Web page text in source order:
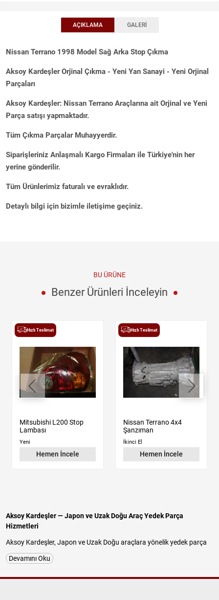
AÇIKLAMA GALERI
Nissan Terrano 1998 Model Sağ Arka Stop Çıkma
Aksoy Kardeşler Orjinal Çıkma - Yeni Yan Sanayi - Yeni Orjinal
Parçaları
Aksoy Kardeşler: Nissan Terrano Araçlarına ait Orjinal ve Yeni
Parça satışı yapmaktadır.
Tüm Çıkma Parçalar Muhayyerdir.
Siparişleriniz Anlaşmalı Kargo Firmaları ile Türkiye'nin her
yerine gönderilir.
Tüm Ürünlerimiz faturalı ve evraklıdır.
Detaylı bilgi için bizimle iletişime geçiniz.
BU ÜRÜNE
Benzer Ürünleri İnceleyin
Hızlı Teslimat
Mitsubishi L200 Stop
Lambası
Yeni
Hemen İncele
Hızlı Teslimat
Nissan Terrano 4x4
Şanzıman
İkinci El
Hemen İncele
Aksoy Kardeşler — Japon ve Uzak Doğu Araç Yedek Parça
Hizmetleri
Aksoy Kardeşler, Japon ve Uzak Doğu araçlara yönelik yedek parça
tedariğinde uzun yıllara dayanan tecrübesiyle güvenilir ve
profesyonel hizmet sunan köklü bir firmadır. İstanbul Başakşehir
Devamını Oku